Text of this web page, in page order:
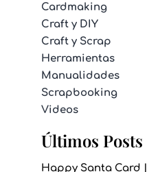
Cardmaking
Craft y DIY
Craft y Scrap
Herramientas
Manualidades
Scrapbooking
Videos
Últimos Posts
Happy Santa Card